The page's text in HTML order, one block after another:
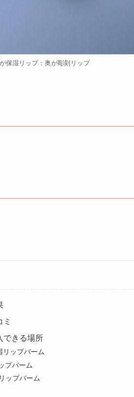
保湿リップ：奥が彫刻リップ
きる場所
ップバーム
プバーム
ップバーム